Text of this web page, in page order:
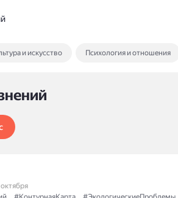
и искусство Психология и отношения